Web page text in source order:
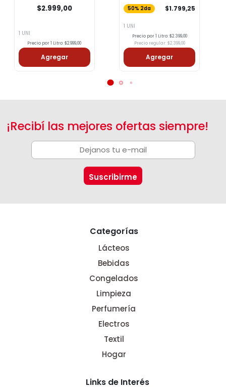
$2.999,00
1 UNI
Precio por 1 Litro: $2.999,00
Agregar
50% 2da $1.799,25
1 UNI
Precio por 1 Litro: $2.399,00
Precio regular: $2.399,00
Agregar
¡Recibí las mejores ofertas siempre!
Categorías
Lácteos
Bebidas
Congelados
Limpieza
Perfumería
Electros
Textil
Hogar
Links de Interés